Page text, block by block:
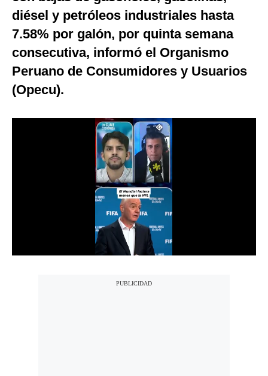
Club del Suscriptor
Mix
G de Gestión
Notas Contratadas
diésel y petróleos industriales hasta
7.58% por galón, por quinta semana
consecutiva, informó el Organismo
Peruano de Consumidores y Usuarios
(Opecu).